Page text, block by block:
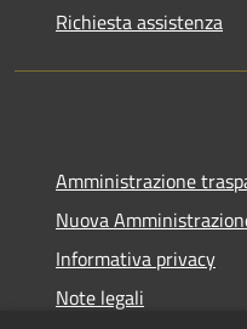
Richiesta assistenza
Amministrazione
Nuova
Informativa privacy
Note legali